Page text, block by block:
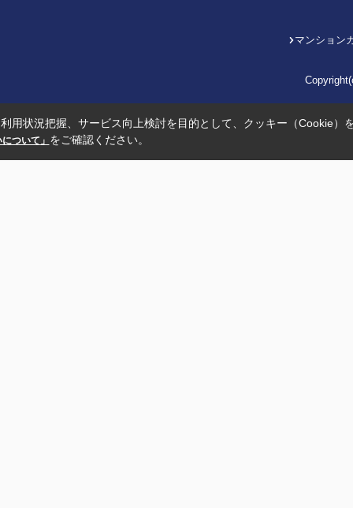
マンション
用状況把握、サービス向上検討を目的として、クッキー（Cookie）
ついて」 をご確認ください。